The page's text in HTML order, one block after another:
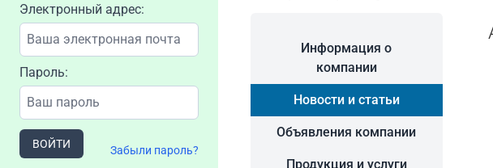
Электронный адрес:
Пароль:
ВОЙТИ Забыли пароль?
Информация о
компании
Новости и статьи
Объявления компании
Продукция и услуги